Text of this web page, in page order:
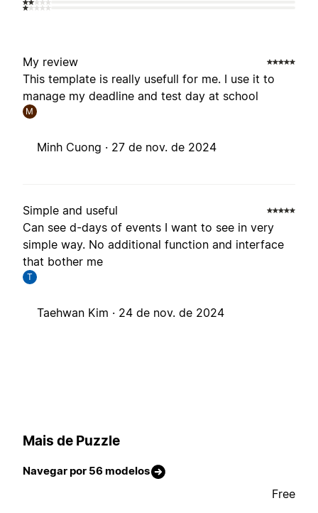
My review
This template is really usefull for me. I use it to
manage my deadline and test day at school
M
Minh Cuong · 27 de nov. de 2024
Simple and useful
Can see d-days of events I want to see in very
simple way. No additional function and interface
that bother me
T
Taehwan Kim · 24 de nov. de 2024
Mais de Puzzle
Navegar por 56 modelos
Free